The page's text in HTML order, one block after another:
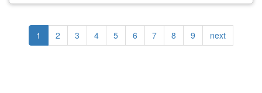
Pagination
Current
page
1 Page
2 Page
3 Page
4 Page
5 Page
6 Page
7 Page
8 Page
9
Next
page
next